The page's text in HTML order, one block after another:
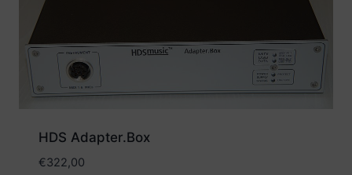
HDS Adapter.Box
€322,00